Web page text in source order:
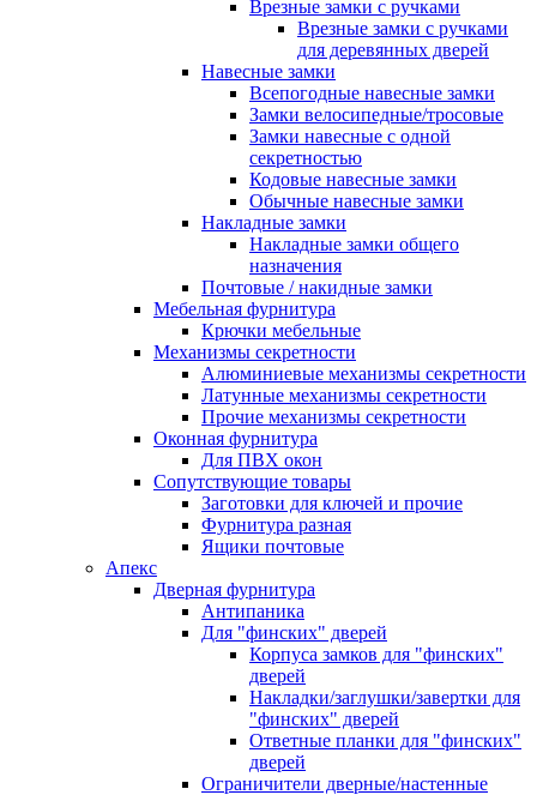
Врезные замки с ручками
Врезные замки с ручками
для деревянных дверей
Навесные замки
Всепогодные навесные замки
Замки велосипедные/тросовые
Замки навесные с одной
секретностью
Кодовые навесные замки
Обычные навесные замки
Накладные замки
Накладные замки общего
назначения
Почтовые / накидные замки
Мебельная фурнитура
Крючки мебельные
Механизмы секретности
Алюминиевые механизмы секретности
Латунные механизмы секретности
Прочие механизмы секретности
Оконная фурнитура
Для ПВХ окон
Сопутствующие товары
Заготовки для ключей и прочие
Фурнитура разная
Ящики почтовые
Апекс
Дверная фурнитура
Антипаника
Для "финских" дверей
Корпуса замков для "финских"
дверей
Накладки/заглушки/завертки для
"финских" дверей
Ответные планки для "финских"
дверей
Ограничители дверные/настенные